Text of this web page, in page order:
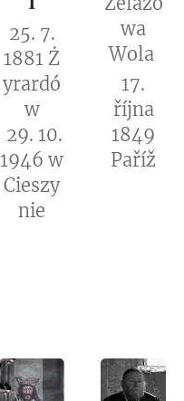
25. 7.
1881 Ż
yrardó
w
29. 10.
1946 w
Cieszy
nie
wa
Wola
17.
října
1849
Paříž